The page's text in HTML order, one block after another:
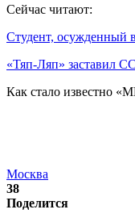
Сейчас читают:
Студент, осужденный
«Тяп-Ляп» заставил
Как стало известно
Москва
38
Поделится